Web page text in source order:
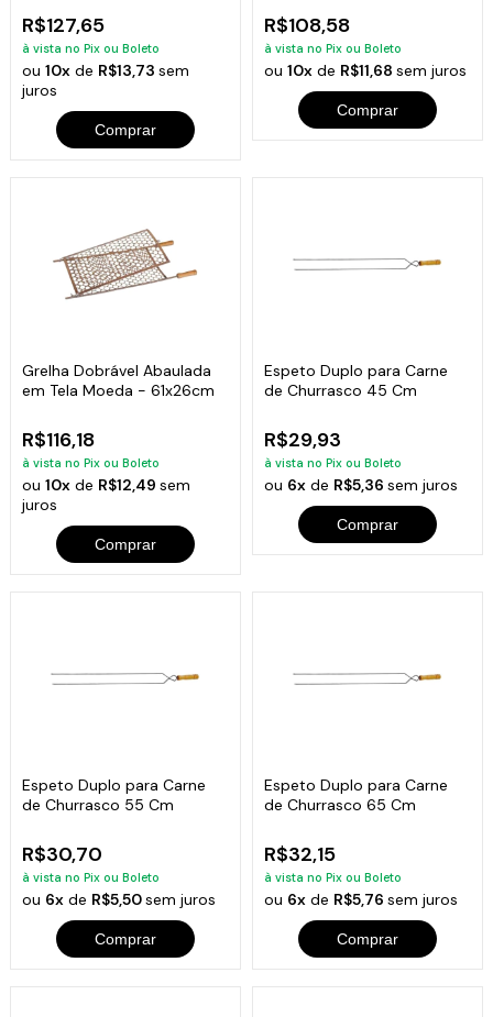
R$127,65
à vista no Pix ou Boleto
ou10x de R$13,73sem
juros
Comprar
R$108,58
à vista no Pix ou Boleto
ou 10xde R$11,68 sem juros
Comprar
Grelha Dobrável Abaulada
em Tela Moeda - 61x26cm
R$116,18
à vista no Pix ou Boleto
ou10x de R$12,49sem
juros
Comprar
Espeto Duplo para Carne
de Churrasco 45 Cm
R$29,93
à vista no Pix ou Boleto
ou 6xde R$5,36 sem juros
Comprar
Espeto Duplo para Carne
de Churrasco 55 Cm
R$30,70
à vista no Pix ou Boleto
ou 6x de R$5,50sem juros
Comprar
Espeto Duplo para Carne
de Churrasco 65 Cm
R$32,15
à vista no Pix ou Boleto
ou 6xde R$5,76 sem juros
Comprar